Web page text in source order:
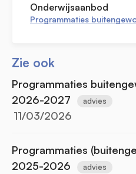
Onderwijsaanbod
Programmaties
Zie ook
Programmaties
2026-2027
advies
11/03/2026
Programmaties
2025-2026
advies